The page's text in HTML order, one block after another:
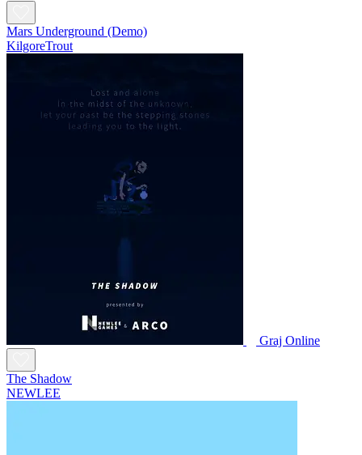
Mars Underground (Demo)
KilgoreTrout
Graj Online
The Shadow
NEWLEE